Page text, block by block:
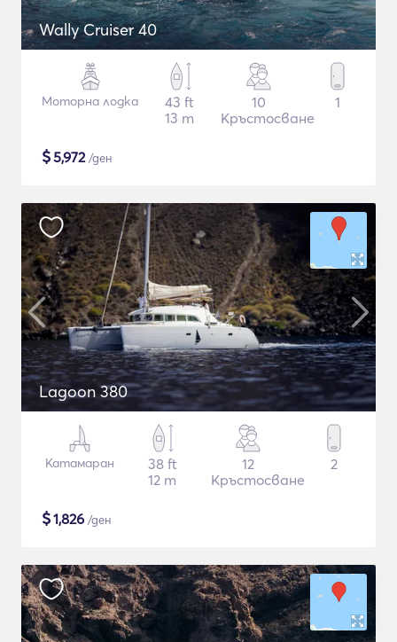
Wally Cruiser 40
Моторна лодка
43 ft
13 m
10
Кръстосване
1
$5,972/ден
Lagoon 380
Катамаран
38 ft
12 m
12
Кръстосване
2
$1,826 /ден